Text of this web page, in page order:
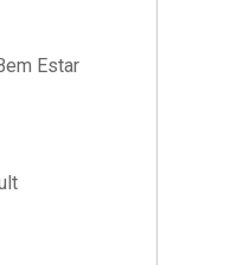
Estar